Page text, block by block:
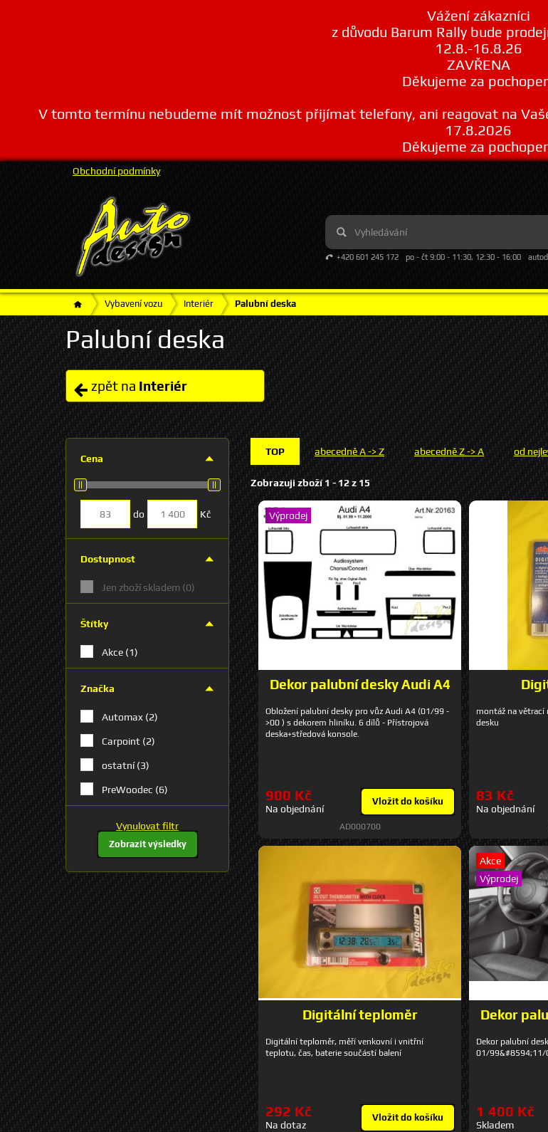
Vážení zákazníci
z důvodu Barum Rally bude
12.8.-16.8.26
ZAVŘENA
Děkujeme za
V tomto termínu nebudeme mít možnost přijímat telefony, ani reagovat na
17.8.2026
Děkujeme za
+420 601 245 172 po - čt 9:00 - 11:30, 12:30 - 16:00
Obchodní podmínky
Vybavení vozu Interiér Palubní deska
Palubní deska
zpět na Interiér
Cena
do Kč
Dostupnost
Jen zboží skladem (0)
Štítky
Akce (1)
Značka
Automax (2)
Carpoint (2)
ostatní(3)
PreWoodec (6)
Vynulovat filtr
Zobrazit výsledky
TOP abecedně A -> Z abecedně Z -> A od
Zobrazuji zboží 1 - 12z 15
Výprodej
Dekor palubní desky Audi A4
Obložení palubní desky pro vůz Audi A4 (01/99 -
>00 ) s dekorem hliníku. 6 dílů - Přístrojová
deska+středová konsole.
900 Kč
Na objednání
Vložit do košíku
AD000700
montáž na
desku
83 Kč
Na objednání
Digitální teploměr
Digitální teploměr, měří venkovní i vnitřní
teplotu, čas, baterie součástí balení
292 Kč
Na dotaz
Vložit do košíku
Akce
Výprodej
Dekor
Dekor palubní
01/99&#8594;11/
1 400 Kč
Skladem